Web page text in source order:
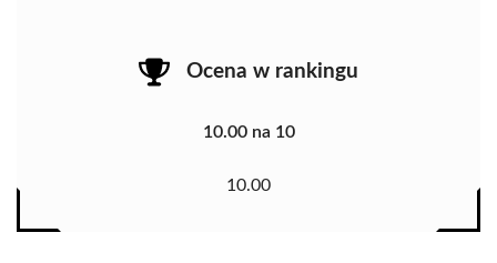
Ocena w rankingu
10.00 na 10
10.00